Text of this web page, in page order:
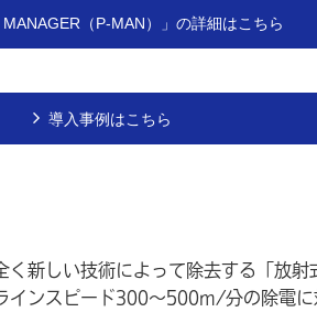
MANAGER（P-MAN）」の詳細はこちら
導入事例はこちら
新しい技術によって除去する「放射
インスピード300～500m/分の除電